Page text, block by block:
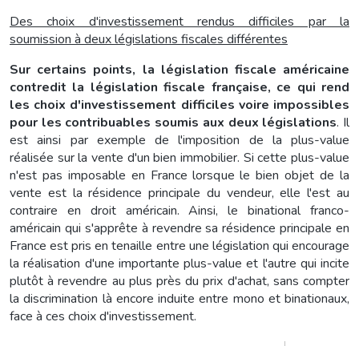
Des choix d'investissement rendus difficiles par la
soumission à deux législations fiscales différentes
Sur certains points, la législation fiscale américaine
contredit la législation fiscale française, ce qui rend
les choix d'investissement difficiles voire impossibles
pour les contribuables soumis aux deux législations. Il
est ainsi par exemple de l'imposition de la plus-value
réalisée sur la vente d'un bien immobilier. Si cette plus-value
n'est pas imposable en France lorsque le bien objet de la
vente est la résidence principale du vendeur, elle l'est au
contraire en droit américain. Ainsi, le binational franco-
américain qui s'apprête à revendre sa résidence principale en
France est pris en tenaille entre une législation qui encourage
la réalisation d'une importante plus-value et l'autre qui incite
plutôt à revendre au plus près du prix d'achat, sans compter
la discrimination là encore induite entre mono et binationaux,
face à ces choix d'investissement.